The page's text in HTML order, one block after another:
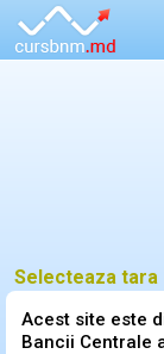
Selecteaza tara
Acest site este
Bancii Centrale